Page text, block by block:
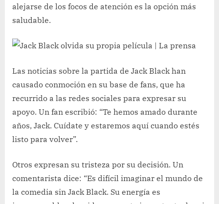
alejarse de los focos de atención es la opción más
saludable.
Las noticias sobre la partida de Jack Black han
causado conmoción en su base de fans, que ha
recurrido a las redes sociales para expresar su
apoyo. Un fan escribió: “Te hemos amado durante
años, Jack. Cuídate y estaremos aquí cuando estés
listo para volver”.
Otros expresan su tristeza por su decisión. Un
comentarista dice: “Es difícil imaginar el mundo de
la comedia sin Jack Black. Su energía es